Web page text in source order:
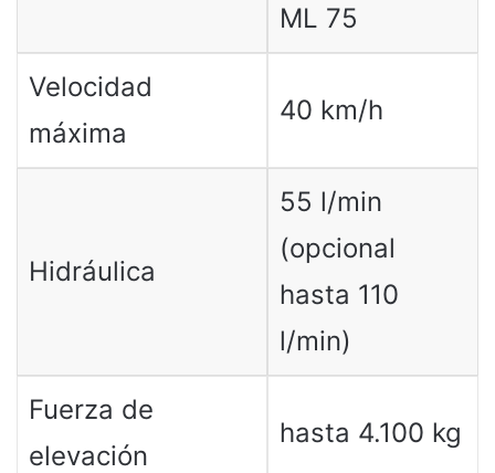
ML 75
Velocidad
máxima
40 km/h
Hidráulica
55 l/min
(opcional
hasta 110
l/min)
Fuerza de
elevación
hasta 4.100 kg